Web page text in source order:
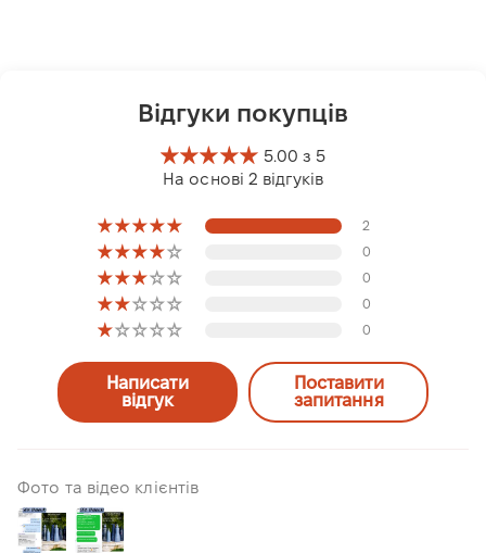
Відгуки покупців
5.00 з 5
На основі 2 відгуків
2
0
0
0
0
Написати
відгук
Поставити
запитання
Фото та відео клієнтів